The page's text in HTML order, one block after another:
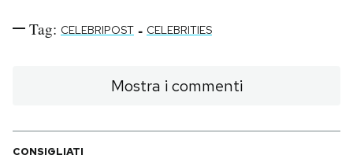
Tag: CELEBRIPOST - CELEBRITIES
Mostra i commenti
CONSIGLIATI